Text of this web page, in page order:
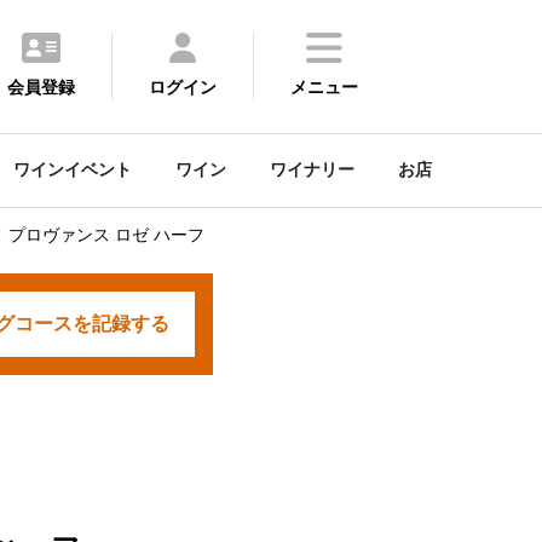
会員登録 ログイン メニュー
ワインイベント ワイン ワイナリー お店
プロヴァンス ロゼ ハーフ
コースを記録する